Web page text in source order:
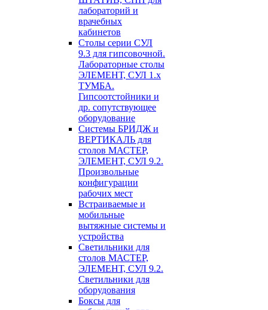
лабораторий и
врачебных
кабинетов
Столы серии СУЛ
9.3 для гипсовочной.
Лабораторные столы
ЭЛЕМЕНТ, СУЛ 1.х
ТУМБА.
Гипсоотстойники и
др. сопутствующее
оборудование
Системы БРИДЖ и
ВЕРТИКАЛЬ для
столов МАСТЕР,
ЭЛЕМЕНТ, СУЛ 9.2.
Произвольные
конфигурации
рабочих мест
Встраиваемые и
мобильные
вытяжные системы и
устройства
Светильники для
столов МАСТЕР,
ЭЛЕМЕНТ, СУЛ 9.2.
Светильники для
оборудования
Боксы для